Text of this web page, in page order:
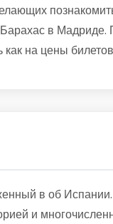
в Мадриде.
на цены
в об
и